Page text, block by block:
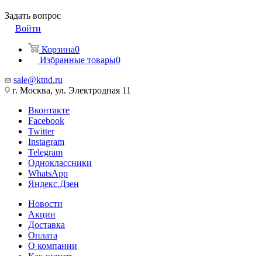
Задать вопрос
Войти
Корзина0
Избранные товары0
sale@ktnd.ru
г. Москва, ул. Электродная 11
Вконтакте
Facebook
Twitter
Instagram
Telegram
Одноклассники
WhatsApp
Яндекс.Дзен
Новости
Акции
Доставка
Оплата
О компании